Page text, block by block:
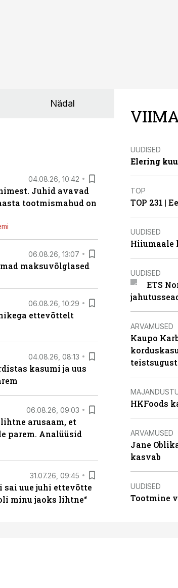
Nädal
04.08.26, 10:42
Juhid avavad
tootmismahud on
06.08.26, 13:07
maksuvõlglased
06.08.26, 10:29
ettevõttelt
04.08.26, 08:13
kasumi ja uus
06.08.26, 09:03
arusaam, et
parem. Analüüsid
31.07.26, 09:45
sai uue juhi ettevõtte
minu jaoks lihtne“
UUDISED
Elering
TOP
TOP 231 |
UUDISED
Hiiumaale
UUDISED
ETS
ARVAMUSED
Kaupo
HKFoods
ARVAMUSED
Jane
kasvab
UUDISED
Tootmine